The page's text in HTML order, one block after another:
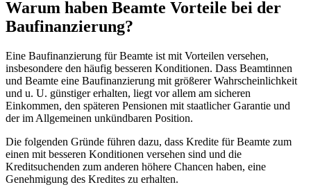
Warum haben Beamte Vorteile bei der
Baufinanzierung?
Eine Baufinanzierung für Beamte ist mit Vorteilen versehen,
insbesondere den häufig besseren Konditionen. Dass Beamtinnen
und Beamte eine Baufinanzierung mit größerer Wahrscheinlichkeit
und u. U. günstiger erhalten, liegt vor allem am sicheren
Einkommen, den späteren Pensionen mit staatlicher Garantie und
der im Allgemeinen unkündbaren Position.
Die folgenden Gründe führen dazu, dass Kredite für Beamte zum
einen mit besseren Konditionen versehen sind und die
Kreditsuchenden zum anderen höhere Chancen haben, eine
Genehmigung des Kredites zu erhalten.